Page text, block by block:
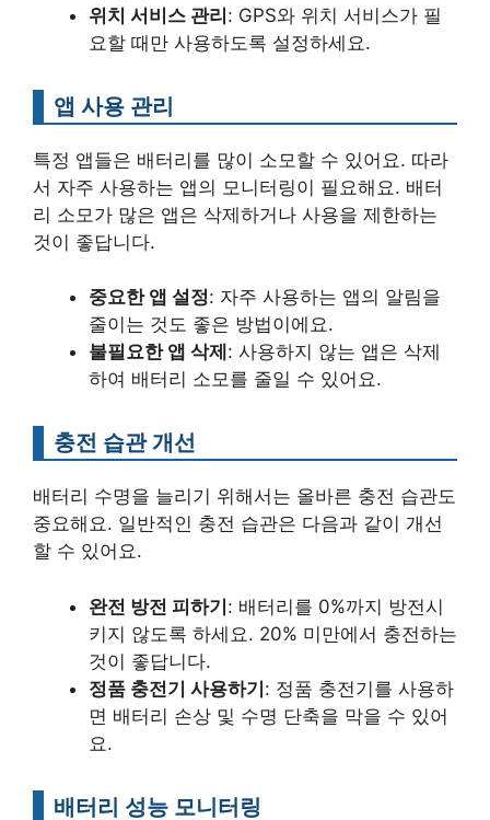
위치 서비스 관리: GPS와 위치 서비스가 필
요할 때만 사용하도록 설정하세요.
앱 사용 관리
특정 앱들은 배터리를 많이 소모할 수 있어요. 따라
서 자주 사용하는 앱의 모니터링이 필요해요. 배터
리 소모가 많은 앱은 삭제하거나 사용을 제한하는
것이 좋답니다.
중요한 앱 설정: 자주 사용하는 앱의 알림을
줄이는 것도 좋은 방법이에요.
불필요한 앱 삭제 : 사용하지 않는 앱은 삭제
하여 배터리 소모를 줄일 수 있어요.
충전 습관 개선
배터리 수명을 늘리기 위해서는 올바른 충전 습관도
중요해요. 일반적인 충전 습관은 다음과 같이 개선
할 수 있어요.
완전 방전 피하기: 배터리를 0%까지 방전시
키지 않도록 하세요. 20% 미만에서 충전하는
것이 좋답니다.
정품 충전기 사용하기: 정품 충전기를 사용하
면 배터리 손상 및 수명 단축을 막을 수 있어
요.
배터리 성능 모니터링